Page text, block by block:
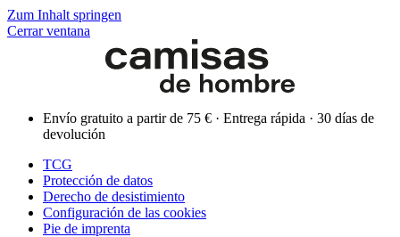
Zum Inhalt springen
Cerrar ventana
Envío gratuito a partir de 75 € · Entrega rápida · 30 días de
devolución
TCG
Protección de datos
Derecho de desistimiento
Configuración de las cookies
Pie de imprenta